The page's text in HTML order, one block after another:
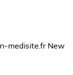
medisite.fr New